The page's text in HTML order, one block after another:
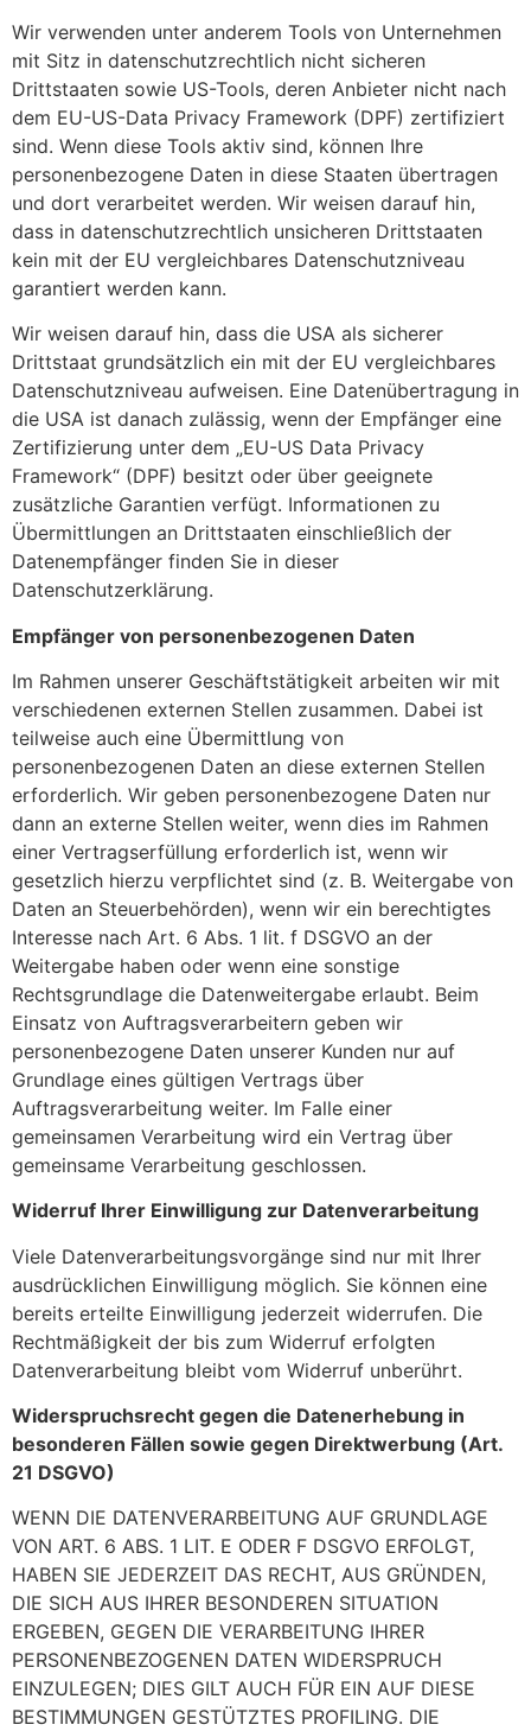
Wir verwenden unter anderem Tools von Unternehmen
mit Sitz in datenschutzrechtlich nicht sicheren
Drittstaaten sowie US-Tools, deren Anbieter nicht nach
dem EU-US-Data Privacy Framework (DPF) zertifiziert
sind. Wenn diese Tools aktiv sind, können Ihre
personenbezogene Daten in diese Staaten übertragen
und dort verarbeitet werden. Wir weisen darauf hin,
dass in datenschutzrechtlich unsicheren Drittstaaten
kein mit der EU vergleichbares Datenschutzniveau
garantiert werden kann.
Wir weisen darauf hin, dass die USA als sicherer
Drittstaat grundsätzlich ein mit der EU vergleichbares
Datenschutzniveau aufweisen. Eine Datenübertragung in
die USA ist danach zulässig, wenn der Empfänger eine
Zertifizierung unter dem „EU-US Data Privacy
Framework“ (DPF) besitzt oder über geeignete
zusätzliche Garantien verfügt. Informationen zu
Übermittlungen an Drittstaaten einschließlich der
Datenempfänger finden Sie in dieser
Datenschutzerklärung.
Empfänger von personenbezogenen Daten
Im Rahmen unserer Geschäftstätigkeit arbeiten wir mit
verschiedenen externen Stellen zusammen. Dabei ist
teilweise auch eine Übermittlung von
personenbezogenen Daten an diese externen Stellen
erforderlich. Wir geben personenbezogene Daten nur
dann an externe Stellen weiter, wenn dies im Rahmen
einer Vertragserfüllung erforderlich ist, wenn wir
gesetzlich hierzu verpflichtet sind (z. B. Weitergabe von
Daten an Steuerbehörden), wenn wir ein berechtigtes
Interesse nach Art. 6 Abs. 1 lit. f DSGVO an der
Weitergabe haben oder wenn eine sonstige
Rechtsgrundlage die Datenweitergabe erlaubt. Beim
Einsatz von Auftragsverarbeitern geben wir
personenbezogene Daten unserer Kunden nur auf
Grundlage eines gültigen Vertrags über
Auftragsverarbeitung weiter. Im Falle einer
gemeinsamen Verarbeitung wird ein Vertrag über
gemeinsame Verarbeitung geschlossen.
Widerruf Ihrer Einwilligung zur Datenverarbeitung
Viele Datenverarbeitungsvorgänge sind nur mit Ihrer
ausdrücklichen Einwilligung möglich. Sie können eine
bereits erteilte Einwilligung jederzeit widerrufen. Die
Rechtmäßigkeit der bis zum Widerruf erfolgten
Datenverarbeitung bleibt vom Widerruf unberührt.
Widerspruchsrecht gegen die Datenerhebung in
besonderen Fällen sowie gegen Direktwerbung (Art.
21 DSGVO)
WENN DIE DATENVERARBEITUNG AUF GRUNDLAGE
VON ART. 6 ABS. 1 LIT. E ODER F DSGVO ERFOLGT,
HABEN SIE JEDERZEIT DAS RECHT, AUS GRÜNDEN,
DIE SICH AUS IHRER BESONDEREN SITUATION
ERGEBEN, GEGEN DIE VERARBEITUNG IHRER
PERSONENBEZOGENEN DATEN WIDERSPRUCH
EINZULEGEN; DIES GILT AUCH FÜR EIN AUF DIESE
BESTIMMUNGEN GESTÜTZTES PROFILING. DIE